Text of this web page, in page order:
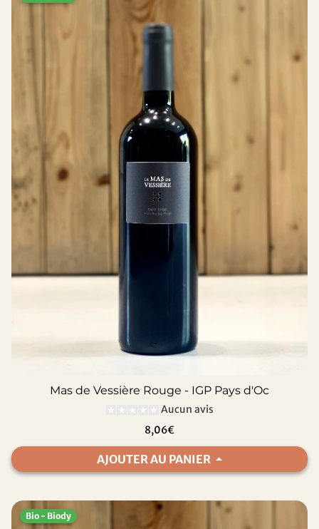
Mas de Vessière Rouge - IGP Pays d'Oc
Aucun avis
8,06€
AJOUTER AU PANIER
Bio - Biody